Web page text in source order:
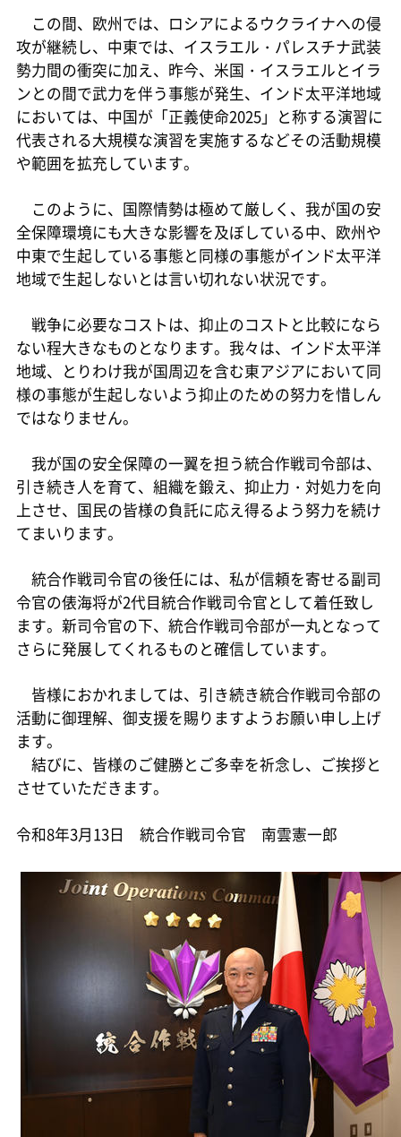
この間、欧州では、ロシアによるウクライナへの侵
攻が継続し、中東では、イスラエル・パレスチナ武装
勢力間の衝突に加え、昨今、米国・イスラエルとイラ
ンとの間で武力を伴う事態が発生、インド太平洋地域
においては、中国が「正義使命2025」と称する演習に
代表される大規模な演習を実施するなどその活動規模
や範囲を拡充しています。
このように、国際情勢は極めて厳しく、我が国の安
全保障環境にも大きな影響を及ぼしている中、欧州や
中東で生起している事態と同様の事態がインド太平洋
地域で生起しないとは言い切れない状況です。
戦争に必要なコストは、抑止のコストと比較になら
ない程大きなものとなります。我々は、インド太平洋
地域、とりわけ我が国周辺を含む東アジアにおいて同
様の事態が生起しないよう抑止のための努力を惜しん
ではなりません。
我が国の安全保障の一翼を担う統合作戦司令部は、
引き続き人を育て、組織を鍛え、抑止力・対処力を向
上させ、国民の皆様の負託に応え得るよう努力を続け
てまいります。
統合作戦司令官の後任には、私が信頼を寄せる副司
令官の俵海将が2代目統合作戦司令官として着任致し
ます。新司令官の下、統合作戦司令部が一丸となって
さらに発展してくれるものと確信しています。
皆様におかれましては、引き続き統合作戦司令部の
活動に御理解、御支援を賜りますようお願い申し上げ
ます。
結びに、皆様のご健勝とご多幸を祈念し、ご挨拶と
させていただきます。
令和8年3月13日 統合作戦司令官 南雲憲一郎